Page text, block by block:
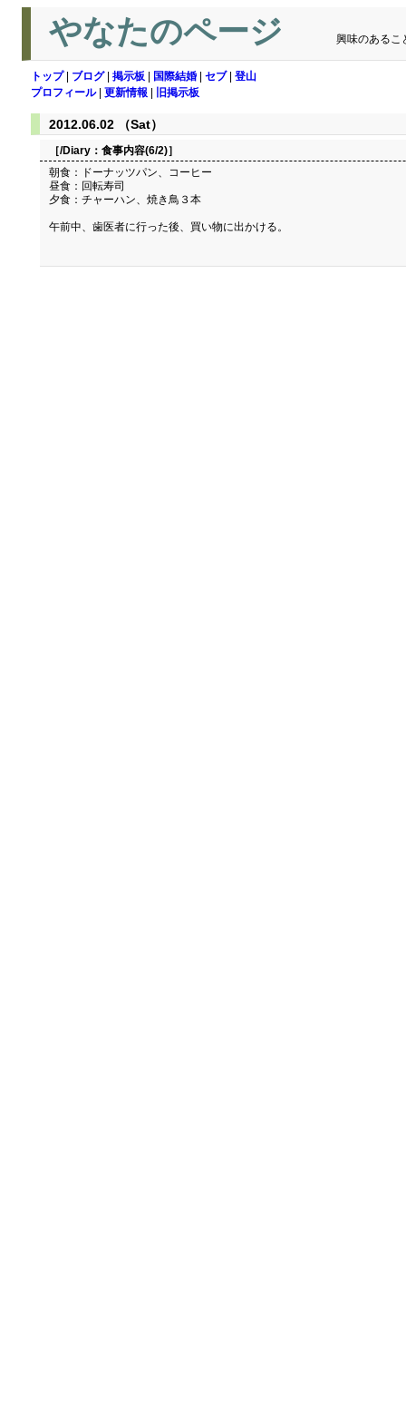
やなたのページ 興味のあるこ
トップ| ブログ| 掲示板 国際結婚 セブ| 登山
プロフィール| 更新情報 旧掲示板
2012.06.02 （Sat）
［/Diary： 食事内容(6/2)］
朝食：ドーナッツパン、コーヒー
昼食：回転寿司
夕食：チャーハン、焼き鳥３本
午前中、歯医者に行った後、買い物に出かける。